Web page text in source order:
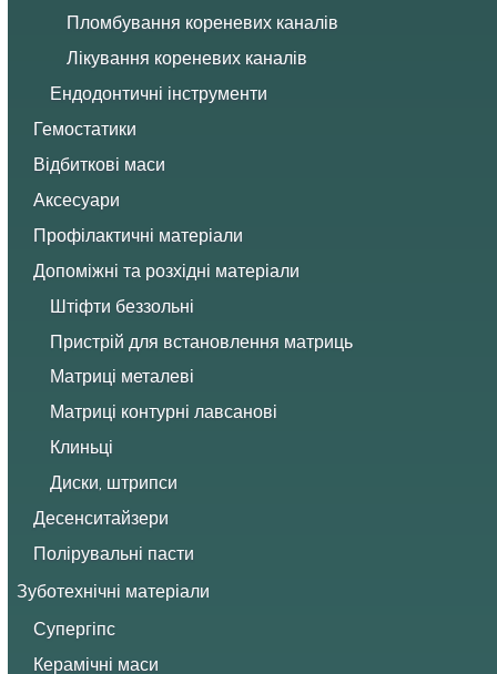
Пломбування кореневих каналів
Лікування кореневих каналів
Ендодонтичні інструменти
Гемостатики
Відбиткові маси
Аксесуари
Профілактичні матеріали
Допоміжні та розхідні матеріали
Штіфти беззольні
Пристрій для встановлення матриць
Матриці металеві
Матриці контурні лавсанові
Клиньці
Диски, штрипси
Десенситайзери
Полірувальні пасти
Зуботехнічні матеріали
Супергіпс
Керамічні маси